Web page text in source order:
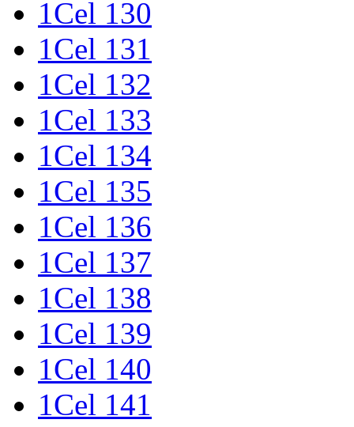
1Cel 130
1Cel 131
1Cel 132
1Cel 133
1Cel 134
1Cel 135
1Cel 136
1Cel 137
1Cel 138
1Cel 139
1Cel 140
1Cel 141